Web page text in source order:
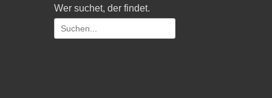
Wer suchet, der findet.
Suchen
nach: